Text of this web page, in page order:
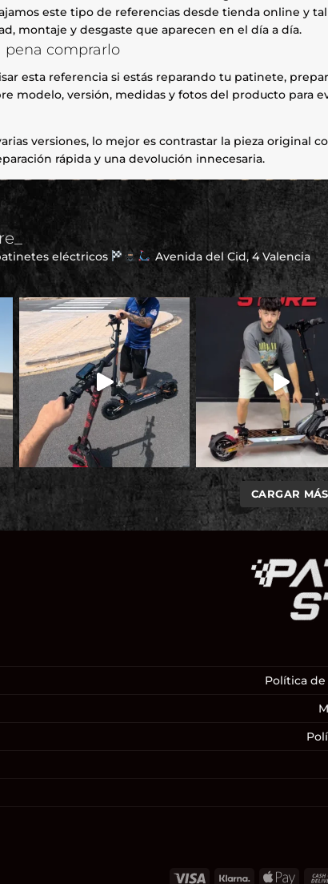
este tipo de referencias desde tienda online y
montaje y desgaste que aparecen en el día a día.
pena comprarlo
esta referencia si estás reparando tu patinete,
modelo, versión, medidas y fotos del producto para
versiones, lo mejor es contrastar la pieza original
rápida y una devolución innecesaria.
eléctricos Avenida del Cid, 4 Valencia
CARGAR MÁS
Política
Visa Klarna Apple